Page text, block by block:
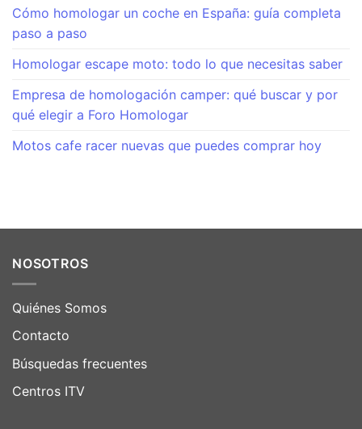
Cómo homologar un coche en España: guía completa
paso a paso
Homologar escape moto: todo lo que necesitas saber
Empresa de homologación camper: qué buscar y por
qué elegir a Foro Homologar
Motos cafe racer nuevas que puedes comprar hoy
NOSOTROS
Quiénes Somos
Contacto
Búsquedas frecuentes
Centros ITV